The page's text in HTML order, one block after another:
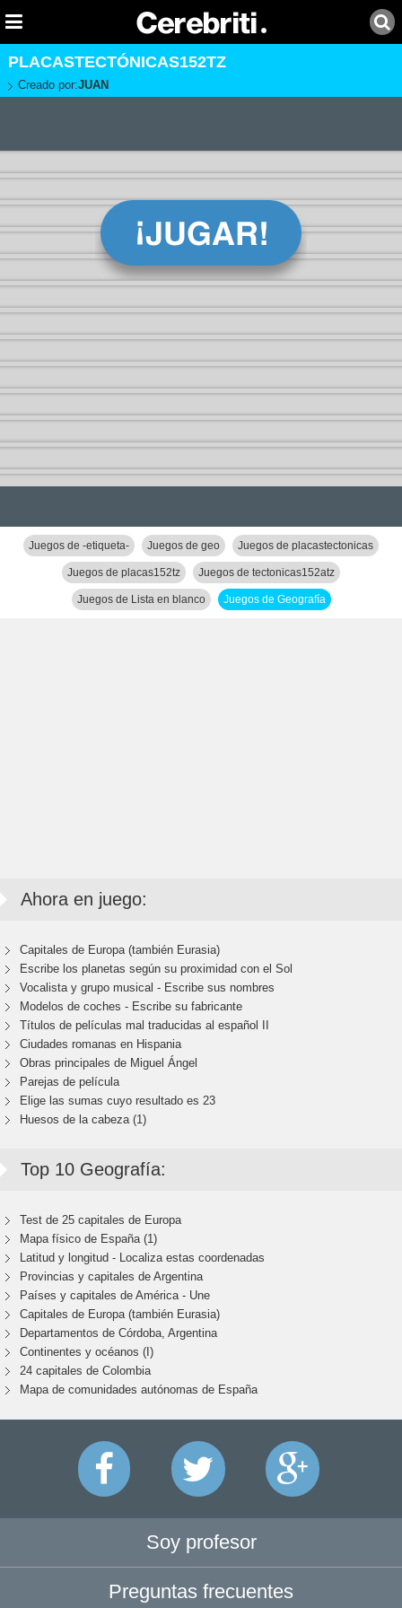
PLACASTECTÓNICAS152TZ
Creado por:JUAN
Juegos de -etiqueta- Juegos de geo Juegos de placastectonicas
Juegos de placas152tz Juegos de tectonicas152atz
Juegos de Lista en blanco Juegos de Geografía
Ahora en juego:
Capitales de Europa (también Eurasia)
Escribe los planetas según su proximidad con el Sol
Vocalista y grupo musical - Escribe sus nombres
Modelos de coches - Escribe su fabricante
Títulos de películas mal traducidas al español II
Ciudades romanas en Hispania
Obras principales de Miguel Ángel
Parejas de película
Elige las sumas cuyo resultado es 23
Huesos de la cabeza (1)
Top 10 Geografía:
Test de 25 capitales de Europa
Mapa físico de España (1)
Latitud y longitud - Localiza estas coordenadas
Provincias y capitales de Argentina
Países y capitales de América - Une
Capitales de Europa (también Eurasia)
Departamentos de Córdoba, Argentina
Continentes y océanos (I)
24 capitales de Colombia
Mapa de comunidades autónomas de España
Soy profesor
Preguntas frecuentes